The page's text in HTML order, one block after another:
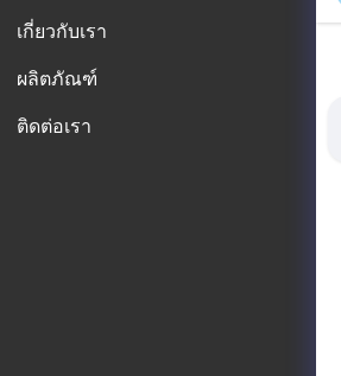
เกี่ยวกับเรา
ผลิตภัณฑ์
ติดต่อเรา